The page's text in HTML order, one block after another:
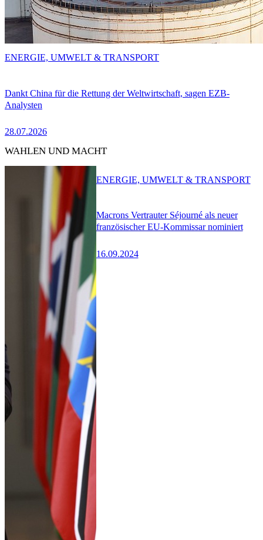
Dankt China für die Rettung der Weltwirtschaft, sagen EZB-
Analysten
28.07.2026
ENERGIE, UMWELT & TRANSPORT
WAHLEN UND MACHT
Macrons Vertrauter Séjourné als neuer
französischer EU-Kommissar nominiert
16.09.2024
ENERGIE, UMWELT & TRANSPORT